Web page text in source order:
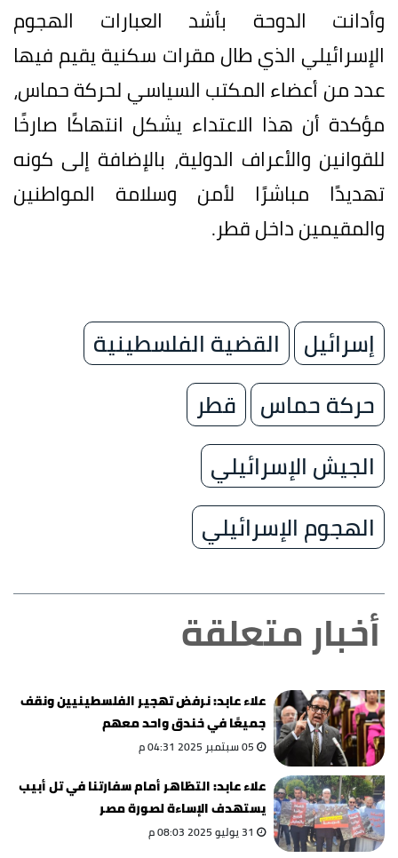
وأدانت الدوحة بأشد العبارات الهجوم
الإسرائيلي الذي طال مقرات سكنية يقيم فيها
عدد من أعضاء المكتب السياسي لحركة حماس،
مؤكدة أن هذا الاعتداء يشكل انتهاكًا صارخًا
للقوانين والأعراف الدولية، بالإضافة إلى كونه
تهديدًا مباشرًا لأمن وسلامة المواطنين
والمقيمين داخل قطر.
إسرائيل
القضية الفلسطينية
حركة حماس
قطر
الجيش الإسرائيلي
الهجوم الإسرائيلي
أخبار متعلقة
علاء عابد: نرفض تهجير الفلسطينيين ونقف
جميعًا في خندق واحد معهم
05 سبتمبر 2025 04:31 م
علاء عابد: التظاهر أمام سفارتنا في تل أبيب
يستهدف الإساءة لصورة مصر
31 يوليو 2025 08:03 م